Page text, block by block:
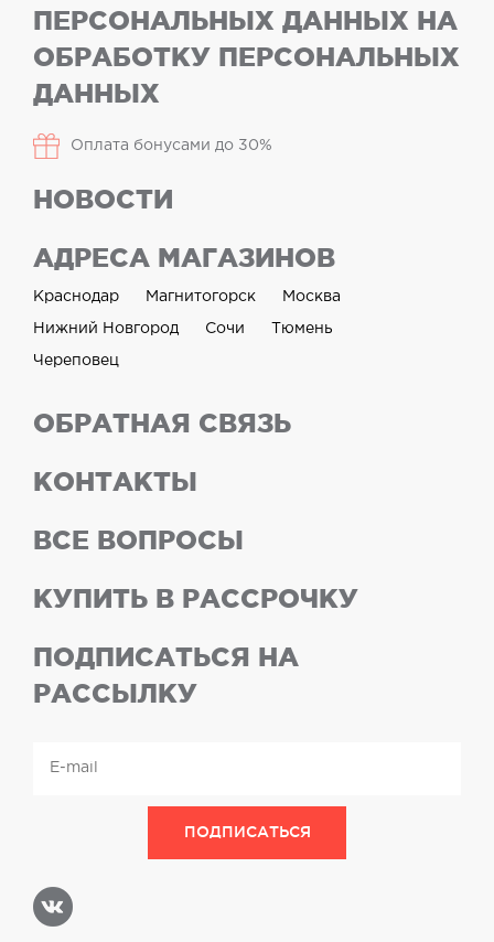
ПЕРСОНАЛЬНЫХ ДАННЫХ НА
ОБРАБОТКУ ПЕРСОНАЛЬНЫХ
ДАННЫХ
Оплата бонусами до 30%
НОВОСТИ
АДРЕСА МАГАЗИНОВ
Краснодар Магнитогорск Москва
Нижний Новгород Сочи Тюмень
Череповец
ОБРАТНАЯ СВЯЗЬ
КОНТАКТЫ
ВСЕ ВОПРОСЫ
КУПИТЬ В РАССРОЧКУ
ПОДПИСАТЬСЯ НА
РАССЫЛКУ